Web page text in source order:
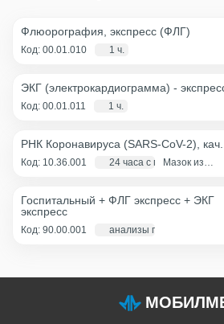
Флюорография, экспресс (ФЛГ)
Код: 00.01.010 1 ч.
ЭКГ (электрокардиограмма) -
Код: 00.01.011 1 ч.
РНК Коронавируса (SARS-CoV-2),
Код: 10.36.001 24 часа с момента
Мазок из
Госпитальный + ФЛГ экспресс + ЭКГ
экспресс
Код: 90.00.001 анализы по крови - 1 д.,